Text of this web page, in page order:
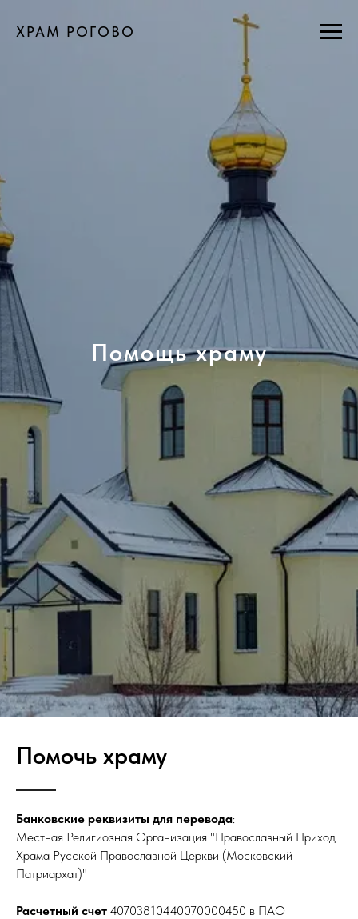
ХРАМ РОГОВО
Помощь храму
Помочь храму
Банковские реквизиты для перевода:
Местная Религиозная Организация "Православный Приход
Храма Русской Православной Церкви (Московский
Патриархат)"
Расчетный счет 40703810440070000450 в ПАО